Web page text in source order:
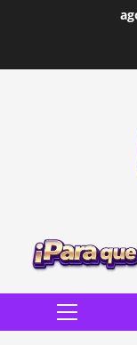
Menú